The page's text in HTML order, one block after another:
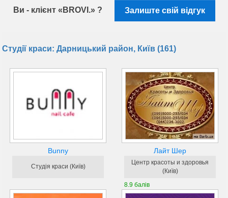
Ви - клієнт «BROVI.» ? Залиште свій відгук
Студії краси: Дарницький район, Київ (161)
Bunny
Студія краси (Київ)
Лайт Шер
Центр красоты и здоровья
(Київ)
8.9 балів